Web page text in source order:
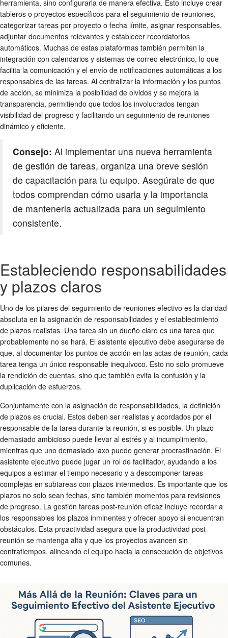
herramienta, sino configurarla de manera efectiva. Esto incluye crear
tableros o proyectos específicos para el seguimiento de reuniones,
categorizar tareas por proyecto o fecha límite, asignar responsables,
adjuntar documentos relevantes y establecer recordatorios
automáticos. Muchas de estas plataformas también permiten la
integración con calendarios y sistemas de correo electrónico, lo que
facilita la comunicación y el envío de notificaciones automáticas a los
responsables de las tareas. Al centralizar la información y los puntos
de acción, se minimiza la posibilidad de olvidos y se mejora la
transparencia, permitiendo que todos los involucrados tengan
visibilidad del progreso y facilitando un seguimiento de reuniones
dinámico y eficiente.
Consejo: Al implementar una nueva herramienta
de gestión de tareas, organiza una breve sesión
de capacitación para tu equipo. Asegúrate de que
todos comprendan cómo usarla y la importancia
de mantenerla actualizada para un seguimiento
consistente.
Estableciendo responsabilidades
y plazos claros
Uno de los pilares del seguimiento de reuniones efectivo es la claridad
absoluta en la asignación de responsabilidades y el establecimiento
de plazos realistas. Una tarea sin un dueño claro es una tarea que
probablemente no se hará. El asistente ejecutivo debe asegurarse de
que, al documentar los puntos de acción en las actas de reunión, cada
tarea tenga un único responsable inequívoco. Esto no solo promueve
la rendición de cuentas, sino que también evita la confusión y la
duplicación de esfuerzos.
Conjuntamente con la asignación de responsabilidades, la definición
de plazos es crucial. Estos deben ser realistas y acordados por el
responsable de la tarea durante la reunión, si es posible. Un plazo
demasiado ambicioso puede llevar al estrés y al incumplimiento,
mientras que uno demasiado laxo puede generar procrastinación. El
asistente ejecutivo puede jugar un rol de facilitador, ayudando a los
equipos a estimar el tiempo necesario y a descomponer tareas
complejas en subtareas con plazos intermedios. Es importante que los
plazos no solo sean fechas, sino también momentos para revisiones
de progreso. La gestión tareas post-reunión eficaz incluye recordar a
los responsables los plazos inminentes y ofrecer apoyo si encuentran
obstáculos. Esta proactividad asegura que la productividad post-
reunión se mantenga alta y que los proyectos avancen sin
contratiempos, alineando el equipo hacia la consecución de objetivos
comunes.